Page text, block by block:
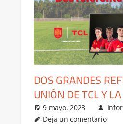
DOS GRANDES
UNIÓN DE TCL Y
9 mayo, 2023
Deja un comentario